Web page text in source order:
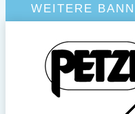
WEITERE